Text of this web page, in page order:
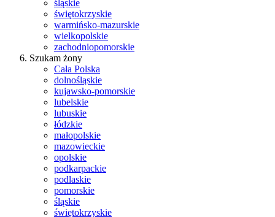
śląskie
świętokrzyskie
warmińsko-mazurskie
wielkopolskie
zachodniopomorskie
Szukam żony
Cała Polska
dolnośląskie
kujawsko-pomorskie
lubelskie
lubuskie
łódzkie
małopolskie
mazowieckie
opolskie
podkarpackie
podlaskie
pomorskie
śląskie
świętokrzyskie